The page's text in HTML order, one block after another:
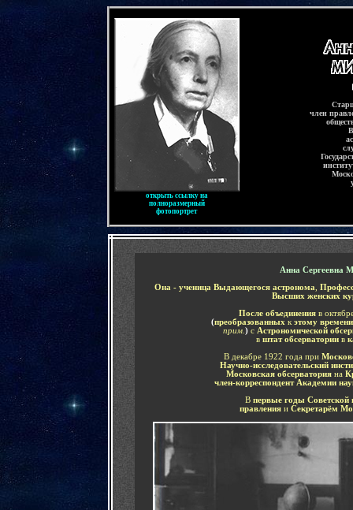
открыть ссылку на
полноразмерный
фотопортрет
С
член
Анна Сергеевна
Она - ученица Выдающегося астронома
Высших женских
После объединенияв
(преобразованных к этому
прим. ) с Астрономической
вштат обсерваториив
В декабре 1922 года при
Научно-исследовательский
Московская обсерватория на
член-корреспондент Академии
В первые годы Советской
правления и Секретарём